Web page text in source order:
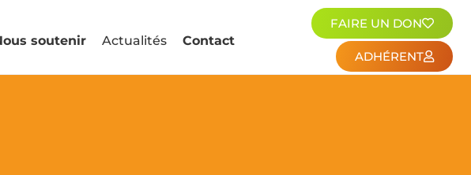
soutenir Actualités Contact
FAIRE UN DON
ADHÉRENT